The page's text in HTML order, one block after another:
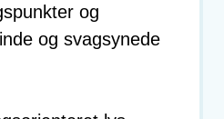
og
og svagsynede